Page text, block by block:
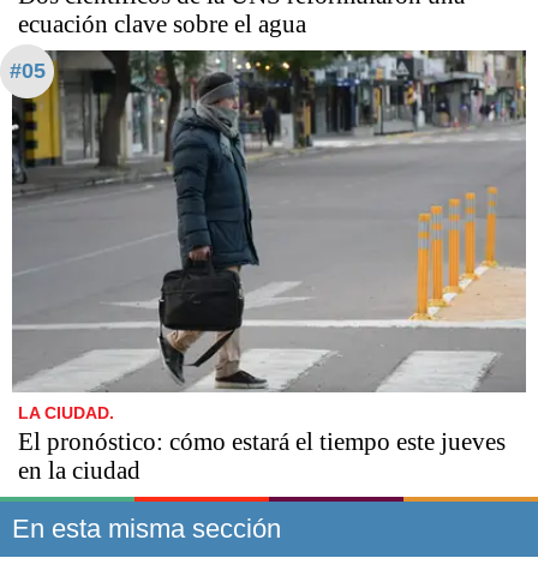
ecuación clave sobre el agua
#05
LA CIUDAD.
El pronóstico: cómo estará el tiempo este jueves
en la ciudad
En esta misma sección